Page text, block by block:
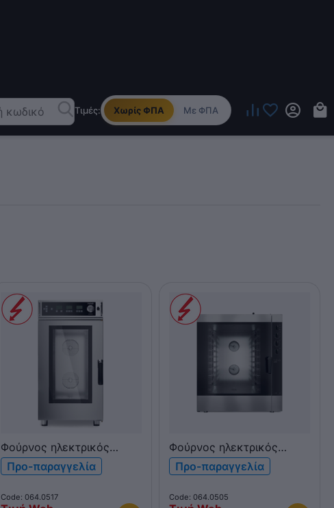
Τιμές: Χωρίς ΦΠΑ Με ΦΠΑ
Φούρνος ηλεκτρικός
NEVO Pratika Kompact
10xGN 1/1 FDEK101P
Προ-παραγγελία
Code: 064.0517
Φούρνος ηλεκτρικός
NEVO Pratika Combi
10xGN 1/1 & 600x400
Προ-παραγγελία
Code: 064.0505